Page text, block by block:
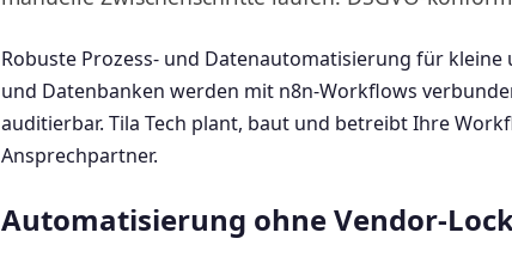
Robuste Prozess- und Datenautomatisierung für kleine
und Datenbanken werden mit n8n-Workflows
auditierbar. Tila Tech plant, baut und betreibt Ihre
Ansprechpartner.
Automatisierung ohne Vendor-